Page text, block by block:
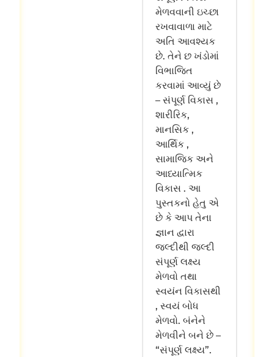
મેળવવાની ઇચ્છા
રખવાવાળા માટે
અતિ આવશ્યક
છે. તેને છ ખંડોમાં
વિભાજિત
કરવામાં આવ્યું છે
– સંપૂર્ણ વિકાસ ,
શારીરિક,
માનસિક ,
આર્થિક ,
સામાજિક અને
આધ્યાત્મિક
વિકાસ . આ
પુસ્તકનો હેતુ એ
છે કે આપ તેના
જ્ઞાન દ્વારા
જલ્દીથી જલ્દી
સંપૂર્ણ લક્ષ્ય
મેળવો તથા
સ્વયંન વિકાસથી
, સ્વયં બોધ
મેળવો. બંનેને
મેળવીને બને છે –
“સંપૂર્ણ લક્ષ્ય”.